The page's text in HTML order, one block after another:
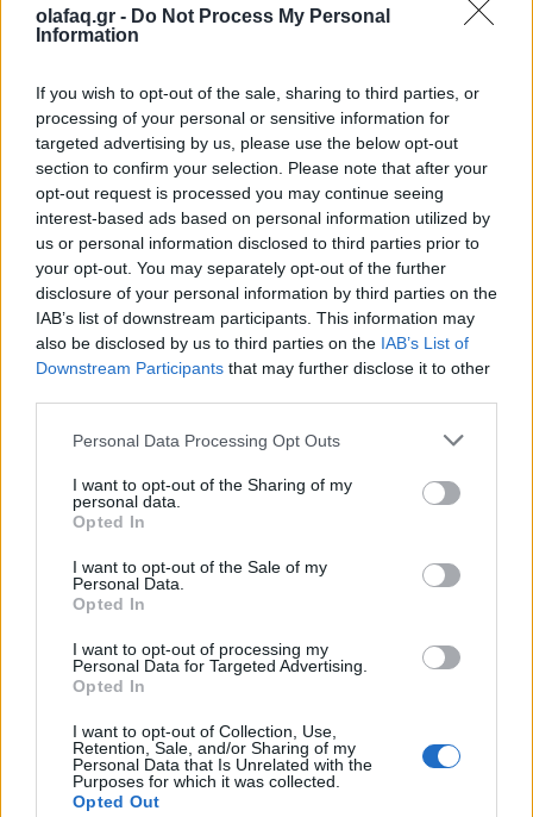
olafaq.gr - Do Not Process My Personal
Information
If you wish to opt-out of the sale, sharing to third parties, or
processing of your personal or sensitive information for
targeted advertising by us, please use the below opt-out
section to confirm your selection. Please note that after your
opt-out request is processed you may continue seeing
interest-based ads based on personal information utilized by
us or personal information disclosed to third parties prior to
your opt-out. You may separately opt-out of the further
disclosure of your personal information by third parties on the
IAB’s list of downstream participants. This information may
also be disclosed by us to third parties on the IAB’s List of
Downstream Participants that may further disclose it to other
Personal Data Processing Opt Outs
I want to opt-out of the Sharing of my
personal data.
Opted In
I want to opt-out of the Sale of my
Personal Data.
Opted In
I want to opt-out of processing my
Personal Data for Targeted Advertising.
Opted In
I want to opt-out of Collection, Use,
Retention, Sale, and/or Sharing of my
Personal Data that Is Unrelated with the
Purposes for which it was collected.
Opted Out
κινηματογράφους με νέα ταινία το 2027
Όλα όσα γνωρίζουμε για τη νέα εκδοχή του The Blair Witch